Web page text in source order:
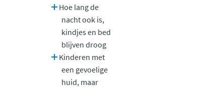
Hoe lang de
nacht ook is,
kindjes en bed
blijven droog
Kinderen met
een gevoelige
huid, maar